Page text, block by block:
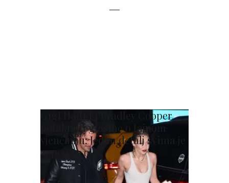
Gigi Hadid i Bradley Cooper
potaknuli glasine o tajnom
vjenčanju: Jedan detalj svima je
zapeo za oko